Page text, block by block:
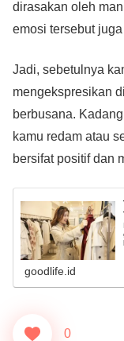
dirasakan oleh
emosi tersebut
Jadi, sebetulnya
mengekspresikan
berbusana.
kamu redam atau
bersifat positif dan
goodlife.id
0